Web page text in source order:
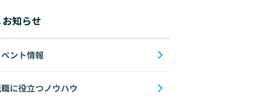
お知らせ
ント情報
に役立つノウハウ